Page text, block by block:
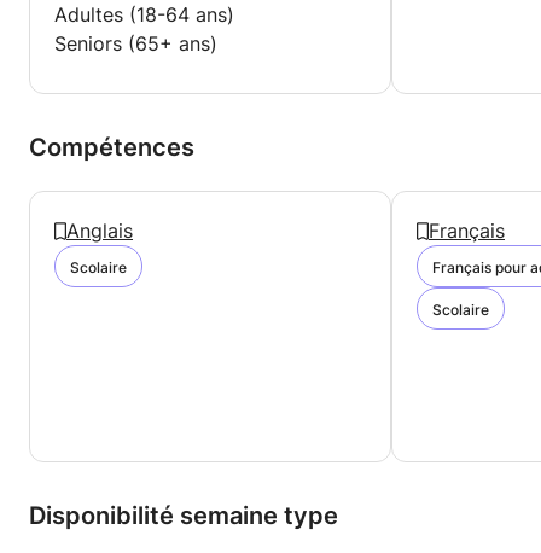
Adultes (18-64 ans)
Seniors (65+ ans)
Compétences
Anglais
Scolaire
Français
Français pour
Scolaire
Disponibilité semaine type